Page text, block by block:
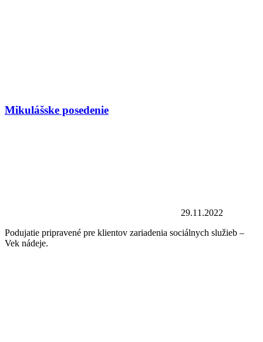
Mikulášske posedenie
29.11.2022
Podujatie pripravené pre klientov zariadenia sociálnych služieb –
Vek nádeje.